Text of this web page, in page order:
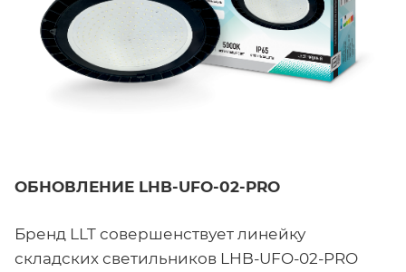
ОБНОВЛЕНИЕ LHB-UFO-02-PRO
Бренд LLT совершенствует линейку
складских светильников LHB-UFO-02-PRO